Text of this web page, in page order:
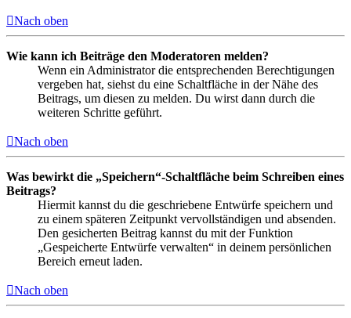
Nach oben
Wie kann ich Beiträge den Moderatoren melden?
Wenn ein Administrator die entsprechenden Berechtigungen
vergeben hat, siehst du eine Schaltfläche in der Nähe des
Beitrags, um diesen zu melden. Du wirst dann durch die
weiteren Schritte geführt.
Nach oben
Was bewirkt die „Speichern“-Schaltfläche beim Schreiben eines
Beitrags?
Hiermit kannst du die geschriebene Entwürfe speichern und
zu einem späteren Zeitpunkt vervollständigen und absenden.
Den gesicherten Beitrag kannst du mit der Funktion
„Gespeicherte Entwürfe verwalten“ in deinem persönlichen
Bereich erneut laden.
Nach oben